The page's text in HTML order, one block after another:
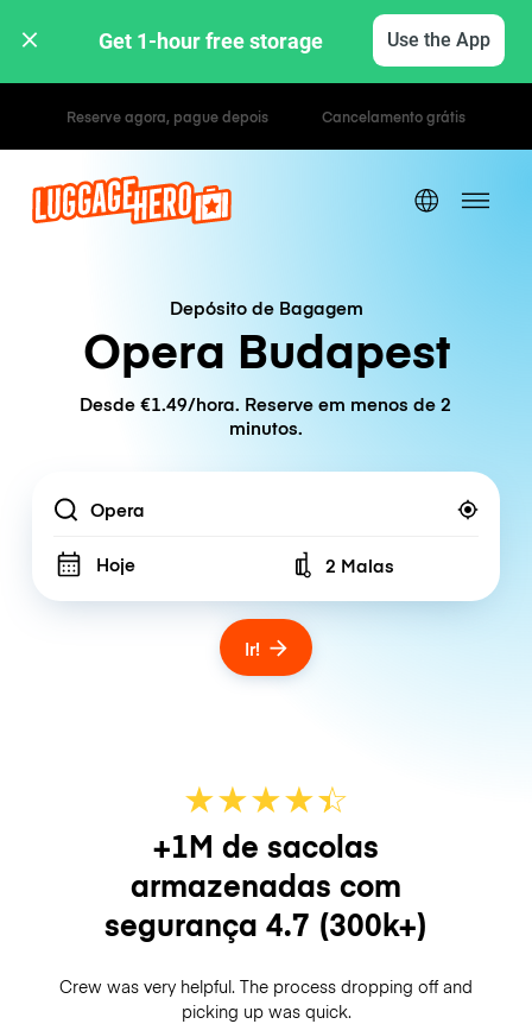
Get 1-hour free storage Use the App
Tarifas horárias / diárias
Depósito de Bagagem
Opera Budapest
Desde €1.49/hora. Reserve em menos de 2
minutos.
Location
Hoje Number of bags
2 Malas
Ir!
★★★★☆
★
+1M de sacolas
armazenadas com
segurança 4.7 (300k+)
Crew was very helpful. The process dropping off and
picking up was quick.